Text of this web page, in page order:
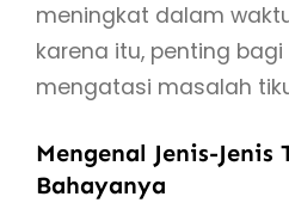
meningkat dalam
karena itu, penting
mengatasi masalah
Mengenal Jenis-Jenis
Bahayanya